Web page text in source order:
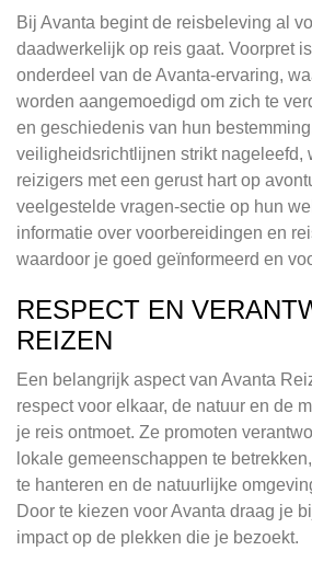
Bij Avanta begint de reisbeleving al
daadwerkelijk op reis gaat. Voorpret
onderdeel van de Avanta-ervaring,
worden aangemoedigd om zich te
en geschiedenis van hun
veiligheidsrichtlijnen strikt nageleefd,
reizigers met een gerust hart op
veelgestelde vragen-sectie op hun
informatie over voorbereidingen en
waardoor je goed geïnformeerd en
RESPECT EN
REIZEN
Een belangrijk aspect van Avanta
respect voor elkaar, de natuur en de
je reis ontmoet. Ze promoten
lokale gemeenschappen te
te hanteren en de natuurlijke
Door te kiezen voor Avanta draag je
impact op de plekken die je bezoekt.